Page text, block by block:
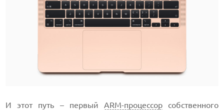
И этот путь – первый ARM-процессорсобственного